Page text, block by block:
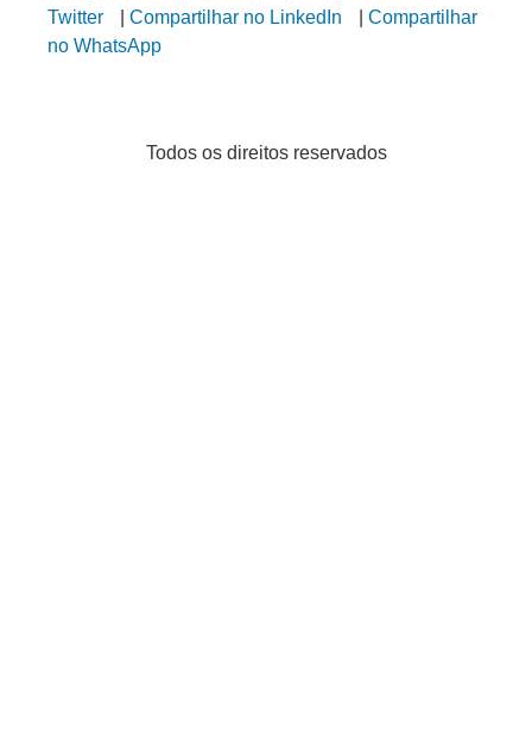
Twitter
Compartilhar no LinkedIn
Compartilhar
no WhatsApp
Todos os direitos reservados